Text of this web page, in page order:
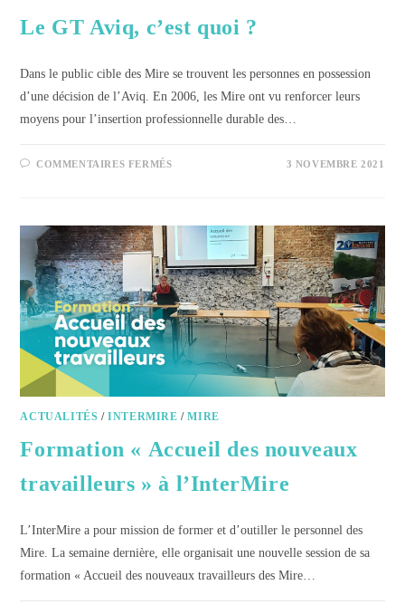
Le GT Aviq, c’est quoi ?
Dans le public cible des Mire se trouvent les personnes en possession
d’une décision de l’Aviq. En 2006, les Mire ont vu renforcer leurs
moyens pour l’insertion professionnelle durable des…
COMMENTAIRES FERMÉS 3 NOVEMBRE 2021
ACTUALITÉS /INTERMIRE /MIRE
Formation « Accueil des nouveaux
travailleurs » à l’InterMire
L’InterMire a pour mission de former et d’outiller le personnel des
Mire. La semaine dernière, elle organisait une nouvelle session de sa
formation « Accueil des nouveaux travailleurs des Mire…